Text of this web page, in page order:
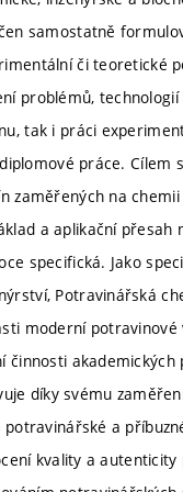
samostatně
či teoretické
problémů,
tak i práci
práce.
zaměřených na
a aplikační přesah
specifická. Jako
Potravinářská
moderní
činnosti
díky svému
a
kvality a